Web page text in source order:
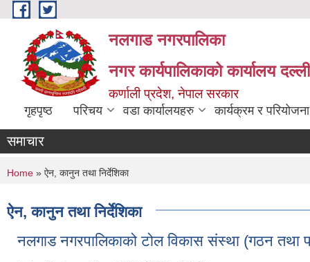
Skip to main content
नलगाड नगरपालिका
नगर कार्यपालिकाको कार्यालय
कर्णाली प्रदेश, नेपाल सरकार
गृहपृष्ठ परिचय वडा कार्यालयहरु कार्यक्रम र परियोजना
समाचार
You are here
Home » ऐन, कानुन तथा निर्देशिका
ऐन, कानुन तथा निर्देशिका
नलगाड नगरपालिकाको टोल विकास संस्था (गठन तथा